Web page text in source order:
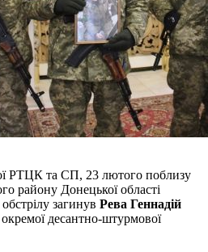
РТЦК та СП, 23 лютого поблизу
району Донецької області
загинув Рева Геннадій
десантно-штурмової